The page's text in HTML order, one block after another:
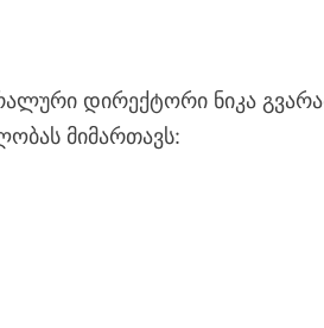
დირექტორი ნიკა
მიმართავს: